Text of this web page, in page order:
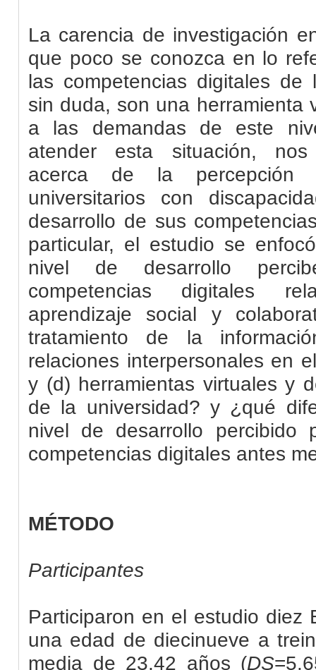
La carencia de investigación
que poco se conozca en lo
las competencias digitales de
sin duda, son una herramienta
a las demandas de este
atender esta situación, nos
acerca de la percepción
universitarios con
desarrollo de sus
particular, el estudio se
nivel de desarrollo
competencias digitales
aprendizaje social y
tratamiento de la
relaciones interpersonales en
y (d) herramientas virtuales y
de la universidad? y ¿qué
nivel de desarrollo
competencias digitales antes
MÉTODO
Participantes
Participaron en el estudio diez
una edad de diecinueve a
media de 23.42 años (DS